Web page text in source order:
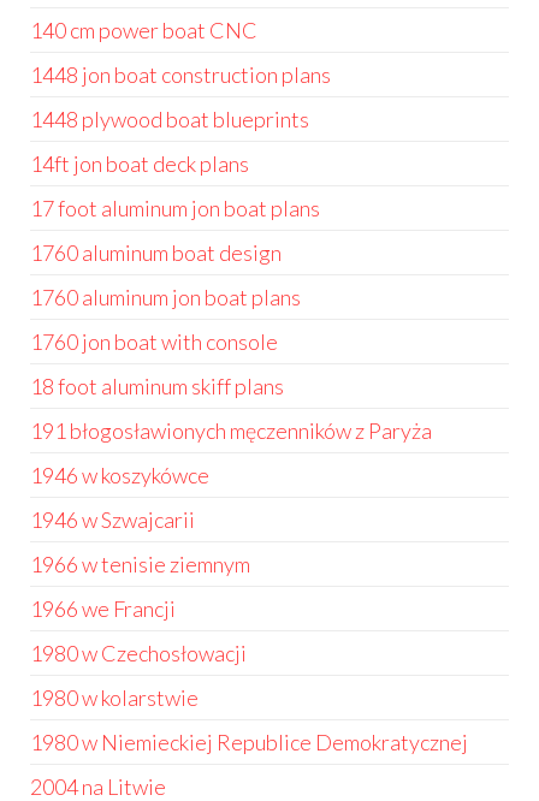
140 cm power boat CNC
1448 jon boat construction plans
1448 plywood boat blueprints
14ft jon boat deck plans
17 foot aluminum jon boat plans
1760 aluminum boat design
1760 aluminum jon boat plans
1760 jon boat with console
18 foot aluminum skiff plans
191 błogosławionych męczenników z Paryża
1946 w koszykówce
1946 w Szwajcarii
1966 w tenisie ziemnym
1966 we Francji
1980 w Czechosłowacji
1980 w kolarstwie
1980 w Niemieckiej Republice Demokratycznej
2004 na Litwie